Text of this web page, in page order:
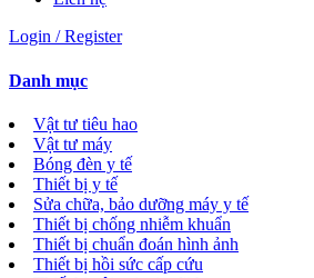
Login / Register
Danh mục
Vật tư tiêu hao
Vật tư máy
Bóng đèn y tế
Thiết bị y tế
Sửa chữa, bảo dưỡng máy y tế
Thiết bị chống nhiễm khuẩn
Thiết bị chuẩn đoán hình ảnh
Thiết bị hồi sức cấp cứu